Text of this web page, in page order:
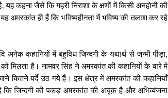
कहना जैसे कि गहरी निराशा के क्षणों में किसी अनहोनी की
ही हैं कि भविष्यहीनता में भविष्य की तलाश कर रहे
कहानियों में बहुविध जिन्दगी के यथार्थ से जन्मी पीड़ा,
मिलता है। नामवर सिंह ने अमरकांत की कहानियों के बारे में
कितने पर्दे उठ गये हैं। इस क्षेत्र में अमरकांत की कहानियाँ
जिन्दगी की पकड़ अमरकांत की अचूक है और अभिव्यंजना